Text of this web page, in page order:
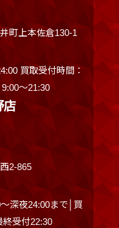
町上本佐倉130-1
買取受付時間：
～21:30
店
2-865
深夜24:00まで│買
終受付22:30